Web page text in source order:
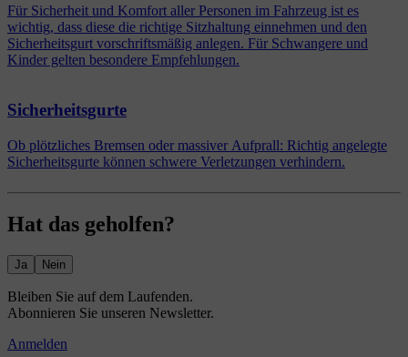
Für Sicherheit und Komfort aller Personen im Fahrzeug ist es
wichtig, dass diese die richtige Sitzhaltung einnehmen und den
Sicherheitsgurt vorschriftsmäßig anlegen. Für Schwangere und
Kinder gelten besondere Empfehlungen.
Sicherheitsgurte
Ob plötzliches Bremsen oder massiver Aufprall: Richtig angelegte
Sicherheitsgurte können schwere Verletzungen verhindern.
Hat das geholfen?
Ja Nein